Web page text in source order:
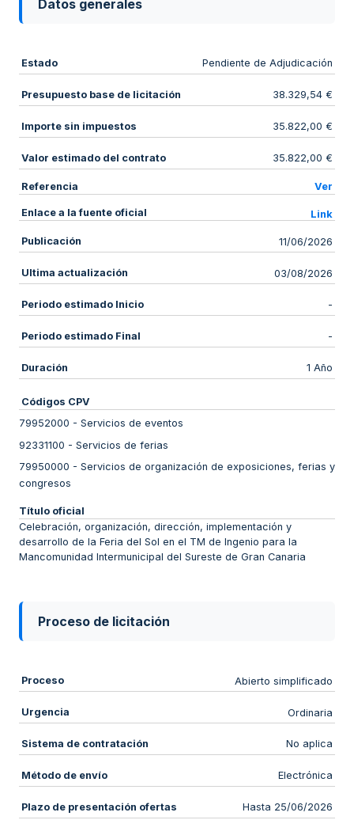
Datos generales
Estado Pendiente de Adjudicación
Presupuesto base de licitación 38.329,54 €
Importe sin impuestos 35.822,00 €
Valor estimado del contrato 35.822,00 €
Referencia Ver
Enlace a la fuente oficial Link
Publicación 11/06/2026
Ultima actualización 03/08/2026
Periodo estimado Inicio -
Periodo estimado Final -
Duración 1 Año
Códigos CPV
79952000 - Servicios de eventos
92331100 - Servicios de ferias
79950000 - Servicios de organización de exposiciones, ferias y
congresos
Título oficial
Celebración, organización, dirección, implementación y
desarrollo de la Feria del Sol en el TM de Ingenio para la
Mancomunidad Intermunicipal del Sureste de Gran Canaria
Proceso de licitación
Proceso Abierto simplificado
Urgencia Ordinaria
Sistema de contratación No aplica
Método de envío Electrónica
Plazo de presentación ofertas Hasta 25/06/2026